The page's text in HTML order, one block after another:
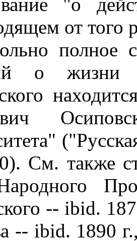
"о
от того
полное
о жизни
См. также
-- ibid.
-- ibid. 1890